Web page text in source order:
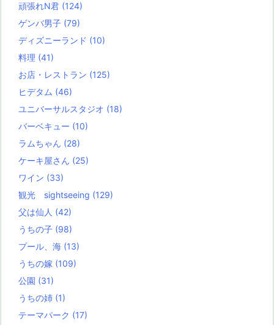
頑張れN君 (124)
ゲンバ男子 (79)
ディズニーランド (10)
料理 (41)
お店・レストラン (125)
ヒデタム (46)
ユニバーサルスタジオ (18)
バーベキュー (10)
ラムちゃん (28)
ケーキ屋さん (25)
ワイン (33)
観光 sightseeing (129)
父は仙人 (42)
うちの子 (98)
プール、海 (13)
うちの嫁 (109)
公園 (31)
うちの姉 (1)
テーマパーク (17)